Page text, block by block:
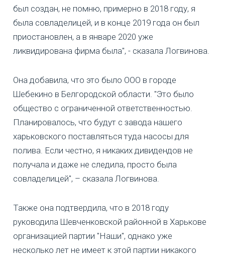
был создан, не помню, примерно в 2018 году, я
была совладелицей, и в конце 2019 года он был
приостановлен, а в январе 2020 уже
ликвидирована фирма была", - сказала Логвинова.
Она добавила, что это было ООО в городе
Шебекино в Белгородской области. "Это было
общество с ограниченной ответственностью.
Планировалось, что будут с завода нашего
харьковского поставляться туда насосы для
полива. Если честно, я никаких дивидендов не
получала и даже не следила, просто была
совладелицей", – сказала Логвинова.
Также она подтвердила, что в 2018 году
руководила Шевченковской районной в Харькове
организацией партии "Наши", однако уже
несколько лет не имеет к этой партии никакого